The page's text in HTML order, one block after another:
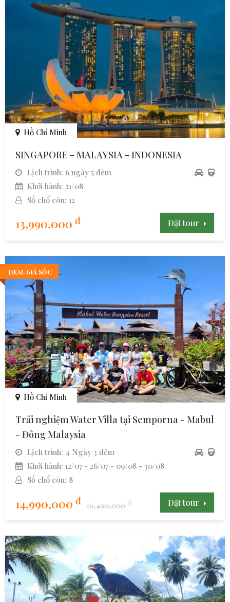
Hồ Chí Minh
SINGAPORE - MALAYSIA - INDONESIA
Lịch trình: 6 ngày 5 đêm
Khởi hành: 21/08
Số chổ còn: 12
13,990,000 đ Đặt tour
DEAL GIÁ SỐC
Hồ Chí Minh
Trải nghiệm Water Villa tại Semporna - Mabul
- Đông Malaysia
Lịch trình: 4 Ngày 3 đêm
Khởi hành: 12/07 - 26/07 - 09/08 - 30/08
Số chổ còn: 8
14,990,000 đ 16,490,000đ Đặt tour